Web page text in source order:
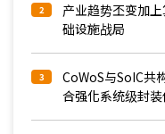
2
产业趋势丕变加
础设施战局
3
CoWoS与SoIC
合强化系统级封